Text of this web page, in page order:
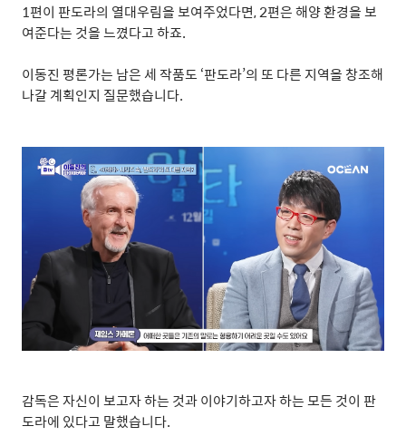
1편이 판도라의 열대우림을 보여주었다면, 2편은 해양 환경을 보
여준다는 것을 느꼈다고 하죠.
이동진 평론가는 남은 세 작품도 ‘판도라’의 또 다른 지역을 창조해
나갈 계획인지 질문했습니다.
감독은 자신이 보고자 하는 것과 이야기하고자 하는 모든 것이 판
도라에 있다고 말했습니다.